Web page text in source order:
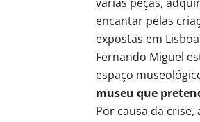
encantar pelas
expostas em
Fernando Miguel
espaço
museu que
Por causa da